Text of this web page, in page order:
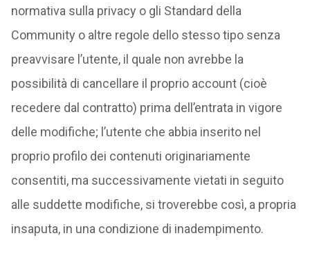
normativa sulla privacy o gli Standard della
Community o altre regole dello stesso tipo senza
preavvisare l’utente, il quale non avrebbe la
possibilità di cancellare il proprio account (cioè
recedere dal contratto) prima dell’entrata in vigore
delle modifiche; l’utente che abbia inserito nel
proprio profilo dei contenuti originariamente
consentiti, ma successivamente vietati in seguito
alle suddette modifiche, si troverebbe così, a propria
insaputa, in una condizione di inadempimento.